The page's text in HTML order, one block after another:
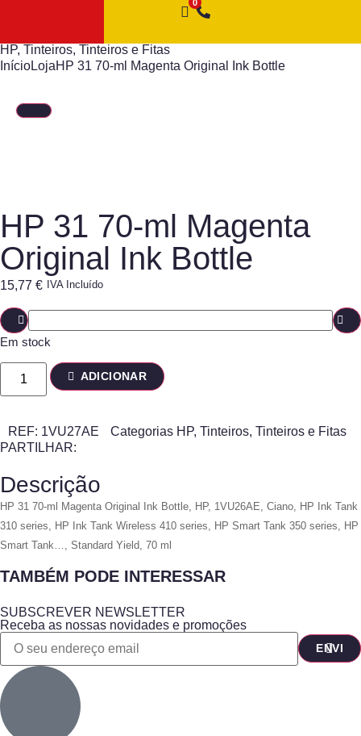
HP, Tinteiros, Tinteiros e Fitas
InícioLojaHP 31 70-ml Magenta Original Ink Bottle
HP 31 70-ml Magenta
Original Ink Bottle
15,77 € IVA Incluído
Em stock
ADICIONAR
REF: 1VU27AE Categorias HP, Tinteiros, Tinteiros e Fitas
PARTILHAR:
Descrição
HP 31 70-ml Magenta Original Ink Bottle, HP, 1VU26AE, Ciano, HP Ink Tank
310 series, HP Ink Tank Wireless 410 series, HP Smart Tank 350 series, HP
Smart Tank…, Standard Yield, 70 ml
TAMBÉM PODE INTERESSAR
SUBSCREVER NEWSLETTER
Receba as nossas novidades e promoções